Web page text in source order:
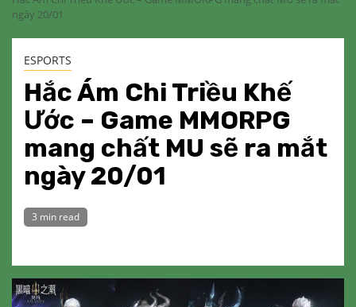
ngày 20/01
ESPORTS
Hắc Ám Chi Triều Khế
Ước – Game MMORPG
mang chất MU sẽ ra mắt
ngày 20/01
3 min read